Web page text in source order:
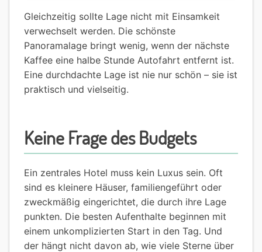
Gleichzeitig sollte Lage nicht mit Einsamkeit
verwechselt werden. Die schönste
Panoramalage bringt wenig, wenn der nächste
Kaffee eine halbe Stunde Autofahrt entfernt ist.
Eine durchdachte Lage ist nie nur schön – sie ist
praktisch und vielseitig.
Keine Frage des Budgets
Ein zentrales Hotel muss kein Luxus sein. Oft
sind es kleinere Häuser, familiengeführt oder
zweckmäßig eingerichtet, die durch ihre Lage
punkten. Die besten Aufenthalte beginnen mit
einem unkomplizierten Start in den Tag. Und
der hängt nicht davon ab, wie viele Sterne über